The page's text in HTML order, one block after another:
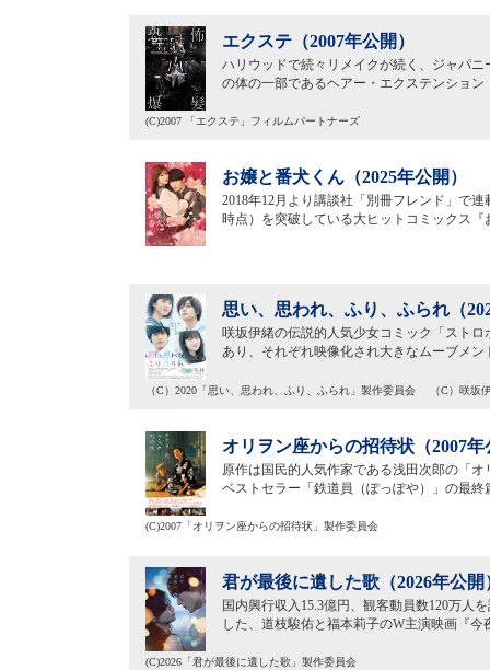
エクステ（2007年公開）
ハリウッドで続々リメイクが続く、ジャパ
の体の一部であるヘアー・エクステンショ
(C)2007 「エクステ」フィルムパートナーズ
お嬢と番犬くん（2025年公開）
2018年12月より講談社「別冊フレンド」で
時点）を突破している大ヒットコミックス
思い、思われ、ふり、ふられ（
咲坂伊緒の伝説的人気少女コミック「スト
あり、それぞれ映像化され大きなムーブメ
（C）2020「思い、思われ、ふり、ふられ」製作委員会 （C）咲坂
オリヲン座からの招待状（2007年
原作は国民的人気作家である浅田次郎の「
ベストセラー「鉄道員（ぽっぽや）」の最
(C)2007「オリヲン座からの招待状」製作委員会
君が最後に遺した歌（2026年公開
国内興行収入15.3億円、観客動員数120万人
した、道枝駿佑と福本莉子のW主演映画『
(C)2026「君が最後に遺した歌」製作委員会